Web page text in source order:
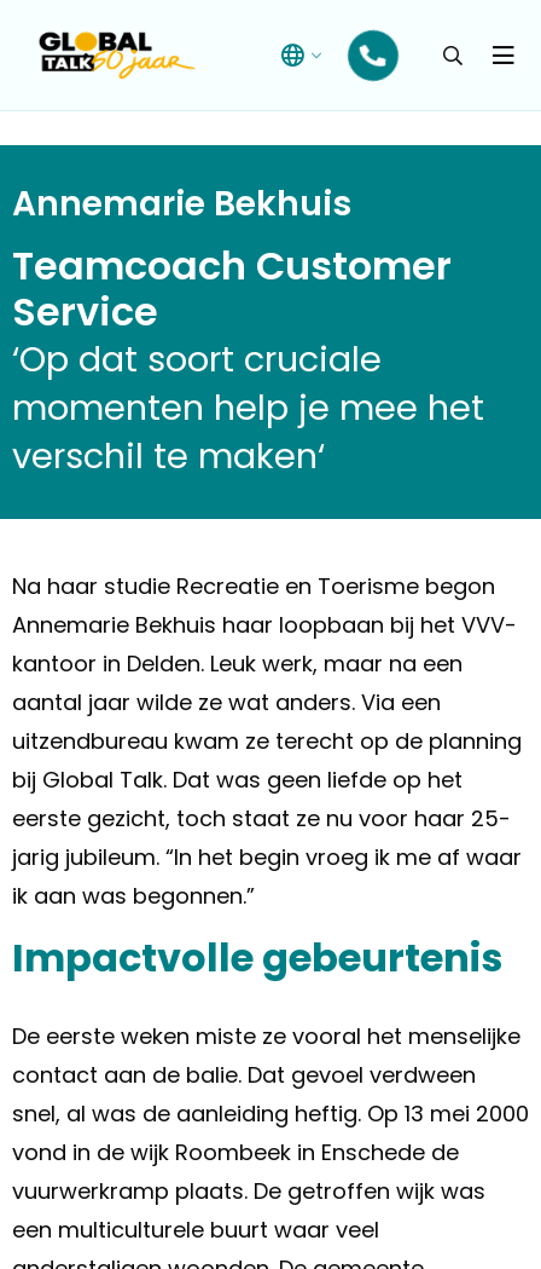
Open
Annemarie Bekhuis
Teamcoach Customer
Service
‘Op dat soort cruciale
momenten help je mee het
verschil te maken‘
Na haar studie Recreatie en Toerisme begon
Annemarie Bekhuis haar loopbaan bij het VVV-
kantoor in Delden. Leuk werk, maar na een
aantal jaar wilde ze wat anders. Via een
uitzendbureau kwam ze terecht op de planning
bij Global Talk. Dat was geen liefde op het
eerste gezicht, toch staat ze nu voor haar 25-
jarig jubileum. “In het begin vroeg ik me af waar
ik aan was begonnen.”
Impactvolle gebeurtenis
De eerste weken miste ze vooral het menselijke
contact aan de balie. Dat gevoel verdween
snel, al was de aanleiding heftig. Op 13 mei 2000
vond in de wijk Roombeek in Enschede de
vuurwerkramp plaats. De getroffen wijk was
een multiculturele buurt waar veel